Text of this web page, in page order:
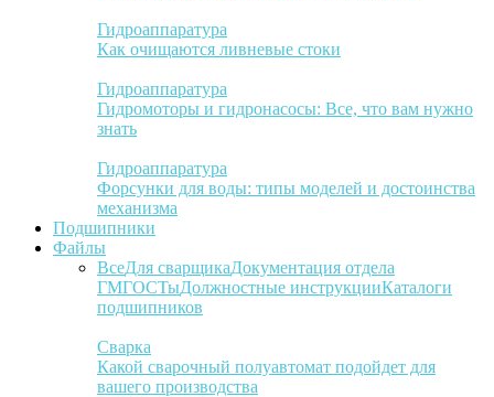
Гидроаппаратура
Как очищаются ливневые стоки
Гидроаппаратура
Гидромоторы и гидронасосы: Все, что вам нужно
знать
Гидроаппаратура
Форсунки для воды: типы моделей и достоинства
механизма
Подшипники
Файлы
ВсеДля сварщикаДокументация отдела
ГМГОСТыДолжностные инструкцииКаталоги
подшипников
Сварка
Какой сварочный полуавтомат подойдет для
вашего производства